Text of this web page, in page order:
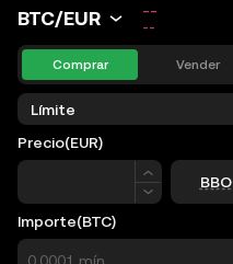
BTC/EUR --
--
Comprar Vender
Límite
Precio(EUR)
Precio
BBO
Importe(BTC)